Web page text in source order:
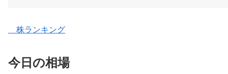
株ランキング
今日の相場